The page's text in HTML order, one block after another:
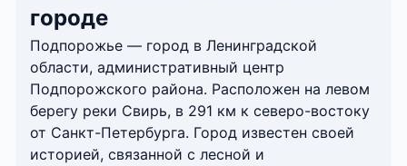
городе
Подпорожье — город в Ленинградской
области, административный центр
Подпорожского района. Расположен на левом
берегу реки Свирь, в 291 км к северо-востоку
от Санкт-Петербурга. Город известен своей
историей, связанной с лесной и